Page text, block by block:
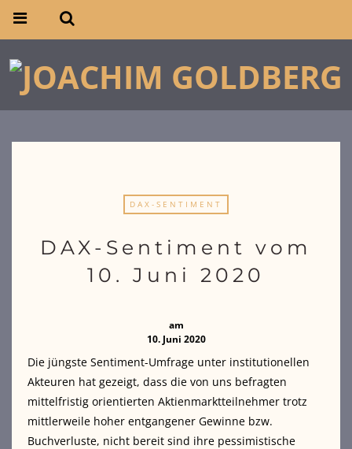
DAX-SENTIMENT
DAX-Sentiment vom
10. Juni 2020
am
10. Juni 2020
Die jüngste Sentiment-Umfrage unter institutionellen
Akteuren hat gezeigt, dass die von uns befragten
mittelfristig orientierten Aktienmarktteilnehmer trotz
mittlerweile hoher entgangener Gewinne bzw.
Buchverluste, nicht bereit sind ihre pessimistische